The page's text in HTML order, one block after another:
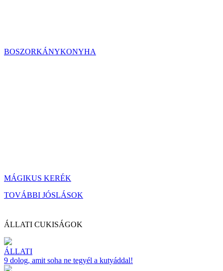
BOSZORKÁNYKONYHA
MÁGIKUS KERÉK
TOVÁBBI JÓSLÁSOK
ÁLLATI CUKISÁGOK
ÁLLATI
9 dolog, amit soha ne tegyél a kutyáddal!